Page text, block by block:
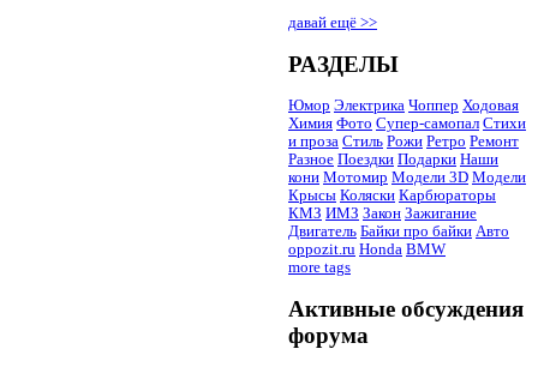
давай ещё >>
РАЗДЕЛЫ
Юмор Электрика Чоппер Ходовая
Химия Фото Супер-самопал Стихи
и проза Стиль Рожи Ретро Ремонт
Разное Поездки Подарки Наши
кони Мотомир Модели 3D Модели
Крысы Коляски Карбюраторы
КМЗ ИМЗ Закон Зажигание
Двигатель Байки про байки Авто
oppozit.ru Honda BMW
more tags
Активные обсуждения
форума